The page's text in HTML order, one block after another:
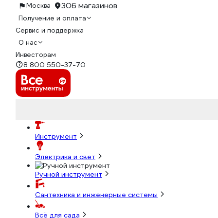
Москва 306 магазинов
Получение и оплата
Сервис и поддержка
О нас
Инвесторам
8 800 550-37-70
Инструмент
Электрика и свет
Ручной инструмент
Сантехника и инженерные системы
Всё для сада